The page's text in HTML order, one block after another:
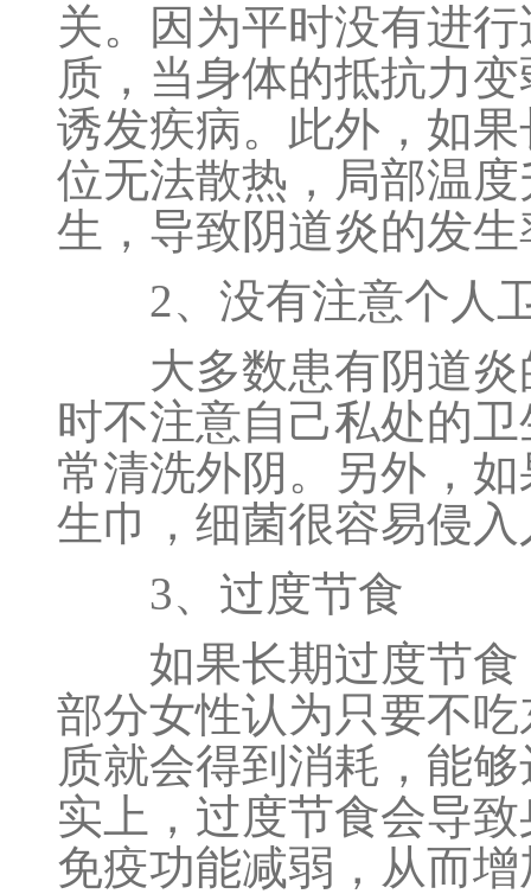
关。因为平时没有进
质，当身体的抵抗力
诱发疾病。此外，如
位无法散热，局部温
生，导致阴道炎的发
2、没有注意个人
大多数患有阴道炎
时不注意自己私处的
常清洗外阴。另外，
生巾，细菌很容易侵
3、过度节食
如果长期过度节食
部分女性认为只要不
质就会得到消耗，能
实上，过度节食会导
免疫功能减弱，从而